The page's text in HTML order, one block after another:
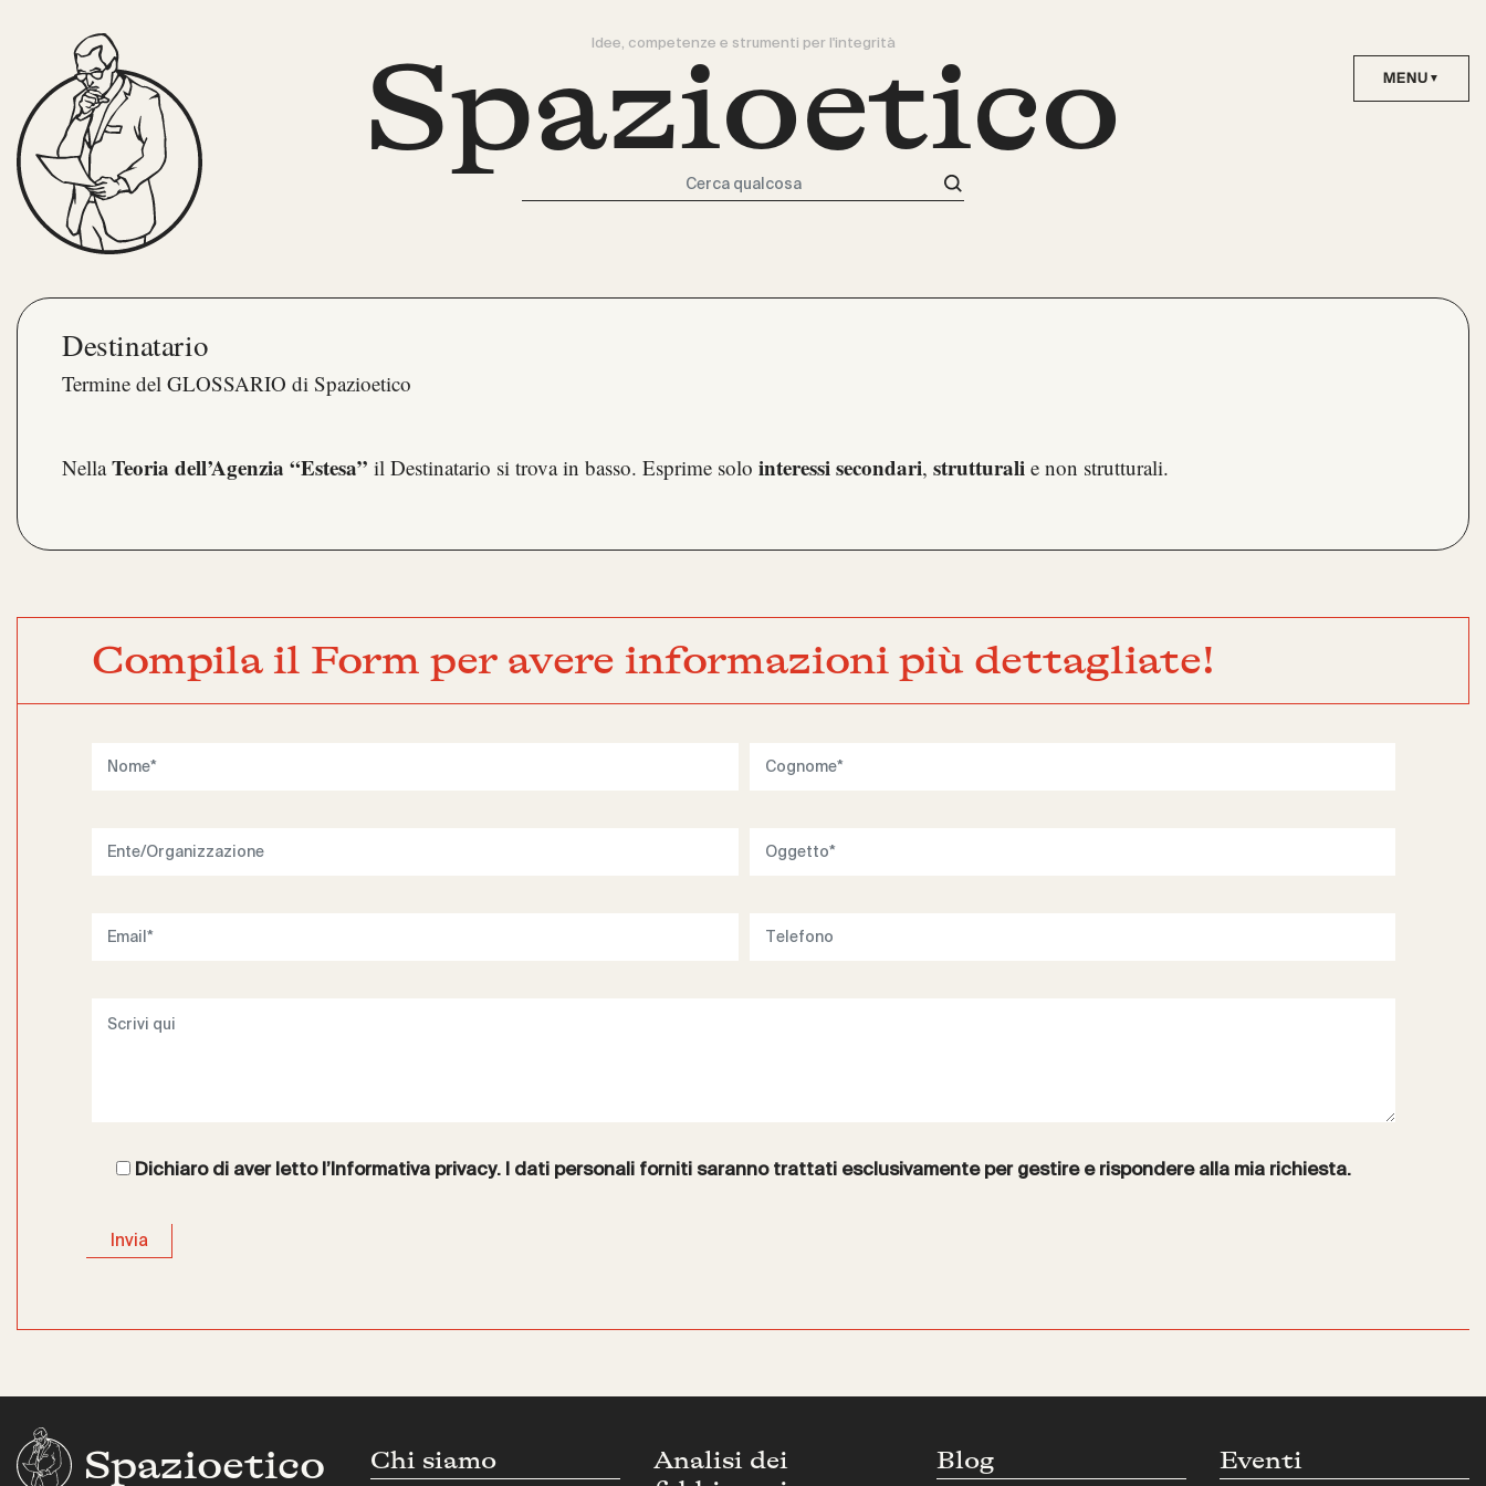
Idee, competenze e strumenti per l'integrità
Spazioetico
Destinatario
Termine del GLOSSARIO di Spazioetico
NellaTeoria dell’Agenzia “Estesa” il Destinatario si trova in basso. Esprime solo interessi secondari, strutturali e non strutturali.
Compila il Form per avere informazioni più dettagliate!
Dichiaro di aver letto l’Informativa privacy. I dati personali forniti saranno trattati esclusivamente per gestire e rispondere alla mia richiesta.
Spazioetico Chi siamo
Analisi dei
Blog Eventi